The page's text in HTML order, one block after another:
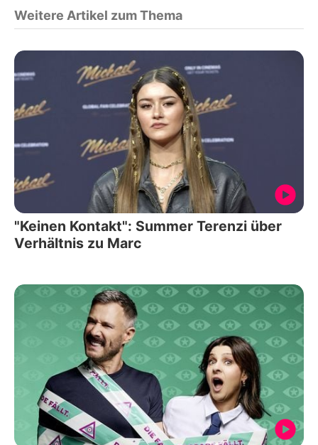
Weitere Artikel zum Thema
"Keinen Kontakt": Summer Terenzi über
Verhältnis zu Marc